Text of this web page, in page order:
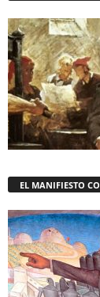
EL MANIFIESTO